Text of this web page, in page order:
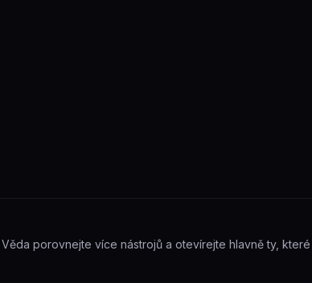
porovnejte více nástrojů a otevírejte hlavně ty, které